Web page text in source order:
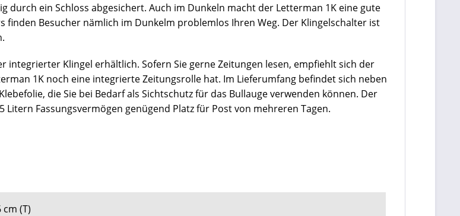
durch ein Schloss abgesichert. Auch im Dunkeln macht der Letterman 1K eine gute
finden Besucher nämlich im Dunkelm problemlos Ihren Weg. Der Klingelschalter ist
integrierter Klingel erhältlich. Sofern Sie gerne Zeitungen lesen, empfiehlt sich der
1K noch eine integrierte Zeitungsrolle hat. Im Lieferumfang befindet sich neben
die Sie bei Bedarf als Sichtschutz für das Bullauge verwenden können. Der
Fassungsvermögen genügend Platz für Post von mehreren Tagen.
cm (T)